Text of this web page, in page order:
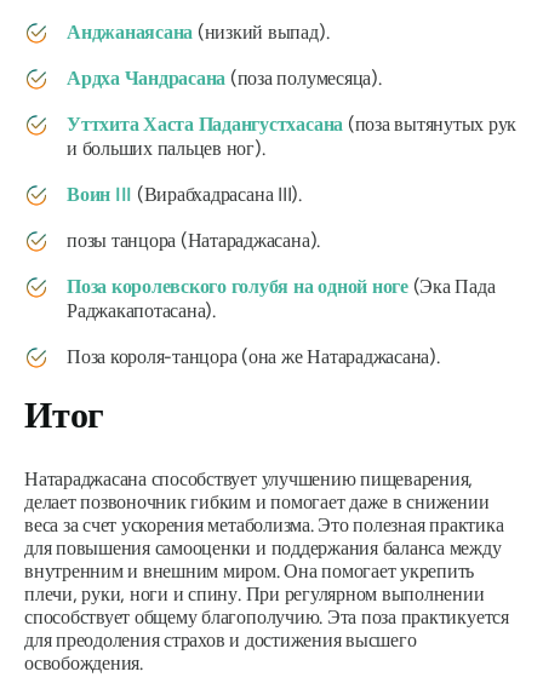
Анджанаясана (низкий выпад).
Ардха Чандрасана (поза полумесяца).
Уттхита Хаста Падангустхасана (поза вытянутых рук
и больших пальцев ног).
Воин III (Вирабхадрасана III).
позы танцора (Натараджасана).
Поза королевского голубя на одной ноге(Эка Пада
Раджакапотасана).
Поза короля-танцора (она жеНатараджасана).
Итог
Натараджасанаспособствует улучшению пищеварения,
делает позвоночник гибким и помогает даже в снижении
веса за счет ускорения метаболизма. Это полезная практика
для повышения самооценки и поддержания баланса между
внутренним и внешним миром. Она помогает укрепить
плечи, руки, ноги и спину. При регулярном выполнении
способствует общему благополучию. Эта поза практикуется
для преодоления страхов и достижения высшего
освобождения.